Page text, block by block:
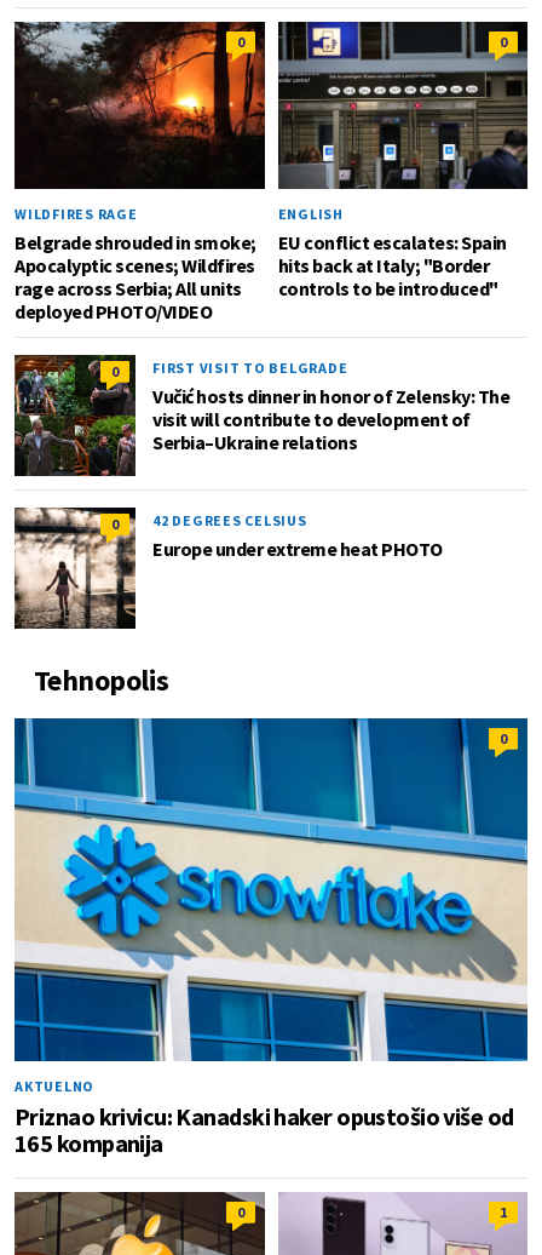
0
WILDFIRES RAGE
Belgrade shrouded in smoke;
Apocalyptic scenes; Wildfires
rage across Serbia; All units
deployed PHOTO/VIDEO
0
ENGLISH
EU conflict escalates: Spain
hits back at Italy; "Border
controls to be introduced"
0 FIRST VISIT TO BELGRADE
Vučić hosts dinner in honor of Zelensky: The
visit will contribute to development of
Serbia–Ukraine relations
0 42 DEGREES CELSIUS
Europe under extreme heat PHOTO
Tehnopolis
0
AKTUELNO
Priznao krivicu: Kanadski haker opustošio više od
165 kompanija
0 1